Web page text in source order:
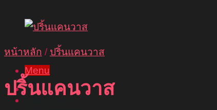
Menu
หน้าแรก
หน้าหลัก / ปริ้นแคนวาส
ปริ้นแคนวาส